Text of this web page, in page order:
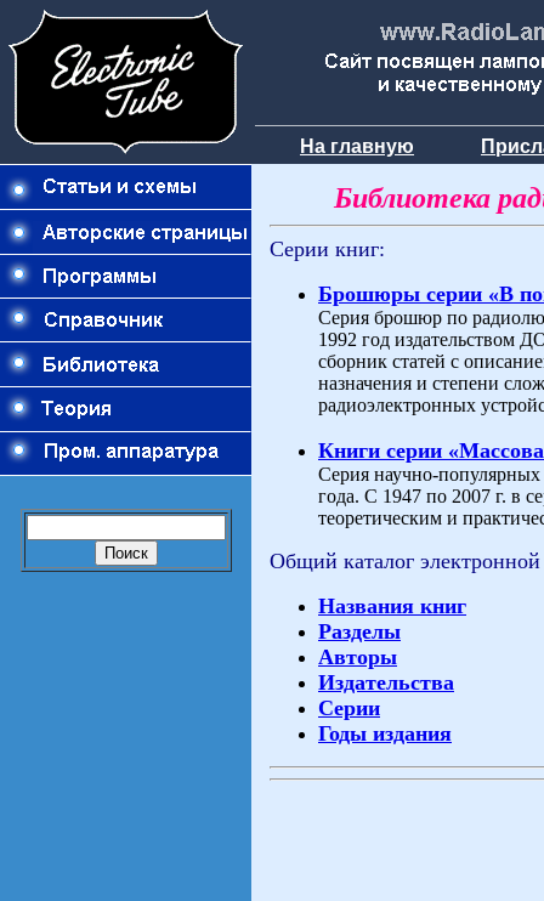
На главную
Библиотека
Серии книг:
Брошюры серии «В
Серия брошюр по
1992 год издательством
сборник статей с
назначения и степени
радиоэлектронных
Книги серии
Серия научно-
года. С 1947 по 2007 г. в
теоретическим и
Общий каталог
Названия книг
Разделы
Авторы
Издательства
Серии
Годы издания